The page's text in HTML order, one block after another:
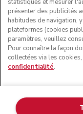
forme du robot
statistiques et mesurer
présenter des publicités
habitudes de navigation,
plateformes (cookies
paramètres, veuillez
Pour connaître la façon
collectées via les
confidentialité.